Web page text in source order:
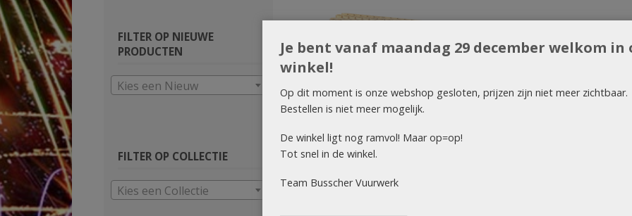
Stealth Zone (1½ kg kruit)
FILTER OP NIEUWE
PRODUCTEN
Kies een Nieuw
FILTER OP COLLECTIE
Kies een Collectie
Je bent vanaf maandag 29 december welkom in
winkel!
Op dit moment is onze webshop gesloten, prijzen zijn niet meer zichtbaar.
Bestellen is niet meer mogelijk.
De winkel ligt nog ramvol! Maar op=op!
Tot snel in de winkel.
Team Busscher Vuurwerk